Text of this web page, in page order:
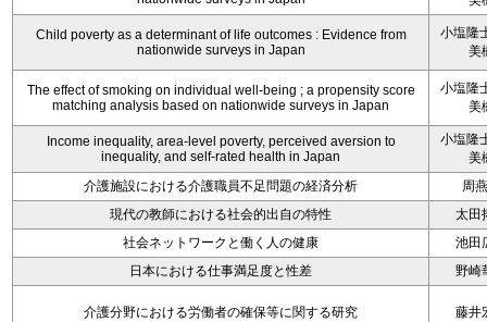
Child poverty as a determinant of life outcomes : Evidence from
nationwide surveys in Japan
小塩隆
美
The effect of smoking on individual well-being ; a propensity score
matching analysis based on nationwide surveys in Japan
小塩隆
美
Income inequality, area-level poverty, perceived aversion to
inequality, and self-rated health in Japan
小塩隆
美
介護施設における介護職員不足問題の経済分析
周
現代の教師における社会的出自の特性
太田
社会ネットワークと働く人の健康
池田
日本における仕事満足度と性差
野崎
介護分野における労働者の確保等に関する研究 藤井